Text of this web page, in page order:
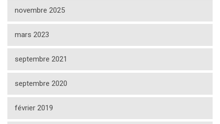
novembre 2025
mars 2023
septembre 2021
septembre 2020
février 2019